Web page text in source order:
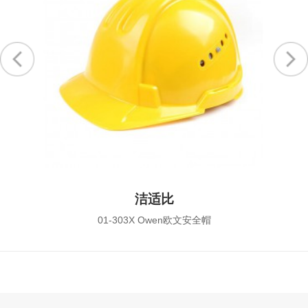
洁适比
01-303X Owen欧文安全帽